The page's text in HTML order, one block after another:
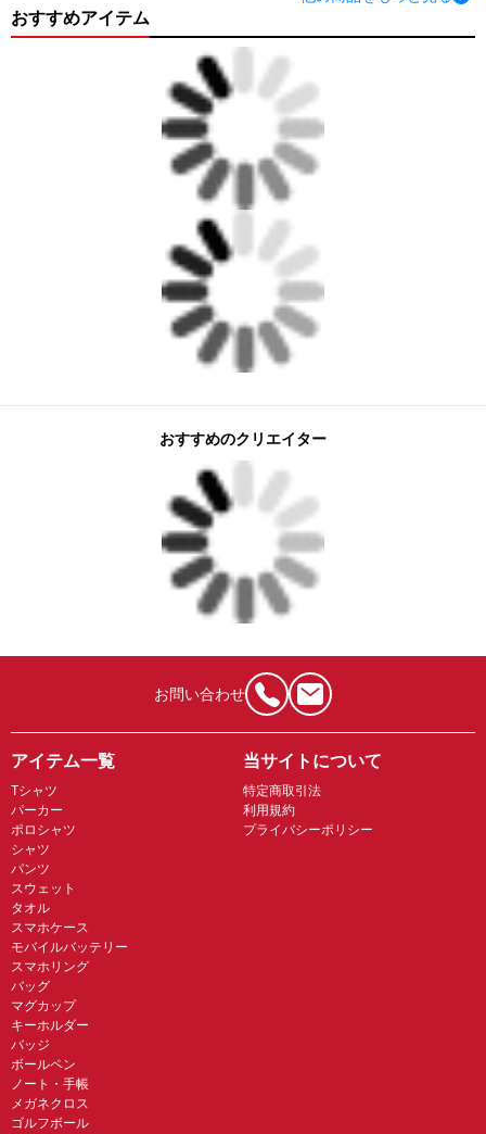
おすすめアイテム
おすすめのクリエイター
お問い合わせ
アイテム一覧
Tシャツ
パーカー
ポロシャツ
シャツ
パンツ
スウェット
タオル
スマホケース
モバイルバッテリー
スマホリング
バッグ
マグカップ
キーホルダー
バッジ
ボールペン
ノート・手帳
メガネクロス
ゴルフボール
当サイトについて
特定商取引法
利用規約
プライバシーポリシー